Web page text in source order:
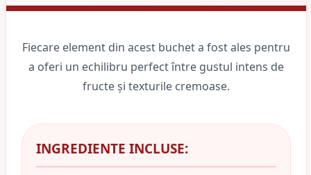
Fiecare element din acest buchet a fost ales pentru
a oferi un echilibru perfect între gustul intens de
fructe și texturile cremoase.
INGREDIENTE INCLUSE: